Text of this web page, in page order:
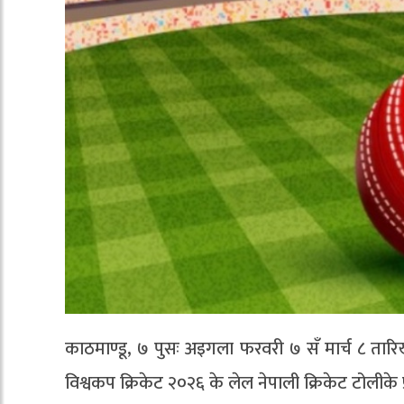
काठमाण्डू, ७ पुसः अइगला फरवरी ७ सँ मार्च ८
विश्वकप क्रिकेट २०२६ के लेल नेपाली क्रिकेट